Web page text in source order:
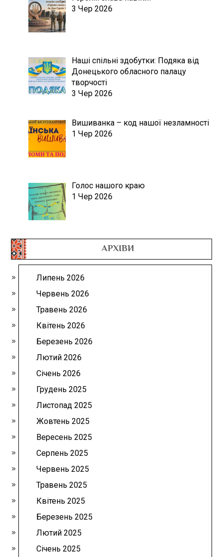
3 Чер 2026
Наші спільні здобутки: Подяка від
Донецького обласного палацу
творчості
3 Чер 2026
Вишиванка – код нашої незламності
1 Чер 2026
Голос нашого краю
1 Чер 2026
АРХІВИ
Липень 2026
Червень 2026
Травень 2026
Квітень 2026
Березень 2026
Лютий 2026
Січень 2026
Грудень 2025
Листопад 2025
Жовтень 2025
Вересень 2025
Серпень 2025
Червень 2025
Травень 2025
Квітень 2025
Березень 2025
Лютий 2025
Січень 2025